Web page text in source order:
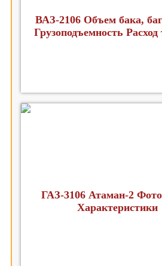
ВАЗ-2106 Объем бака,
Грузоподъемность Расход
ГАЗ-3106 Атаман-2
Характеристики